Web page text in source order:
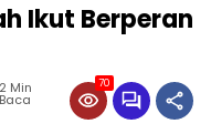
Ikut Berperan
2 Min
Baca
70